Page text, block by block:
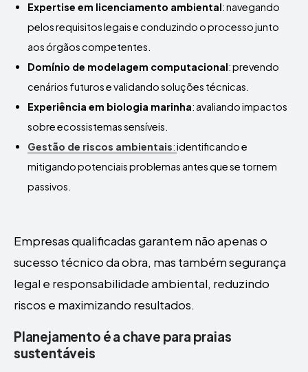
Expertise em licenciamento ambiental: navegando
pelos requisitos legais e conduzindo o processo junto
aos órgãos competentes.
Domínio de modelagem computacional: prevendo
cenários futuros e validando soluções técnicas.
Experiência em biologia marinha: avaliando impactos
sobre ecossistemas sensíveis.
Gestão de riscos ambientais:identificando e
mitigando potenciais problemas antes que se tornem
passivos.
Empresas qualificadas garantem não apenas o
sucesso técnico da obra, mas também segurança
legal e responsabilidade ambiental, reduzindo
riscos e maximizando resultados.
Planejamento é a chave para praias
sustentáveis